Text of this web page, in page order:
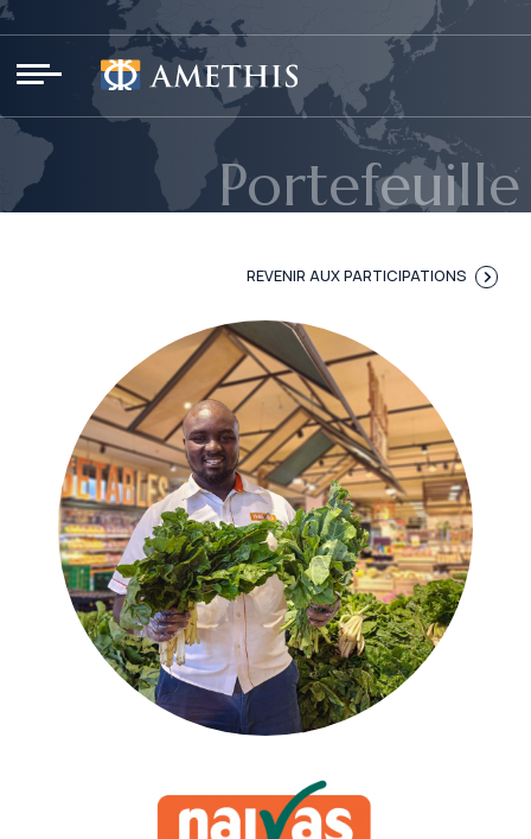
Portefeuille
REVENIR AUX PARTICIPATIONS
Panneau de gestion des cookies